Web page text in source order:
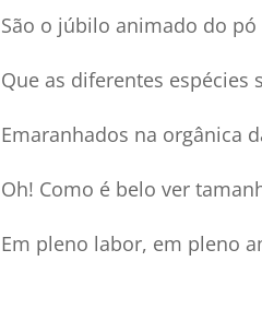
São o júbilo animado do pó
Que as diferentes espécies
Emaranhados na orgânica
Oh! Como é belo ver
Em pleno labor, em pleno